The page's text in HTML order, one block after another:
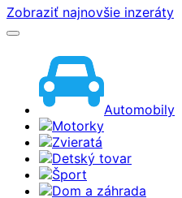
Zobraziť najnovšie inzeráty
Automobily
Motorky
Zvieratá
Detský tovar
Šport
Dom a záhrada